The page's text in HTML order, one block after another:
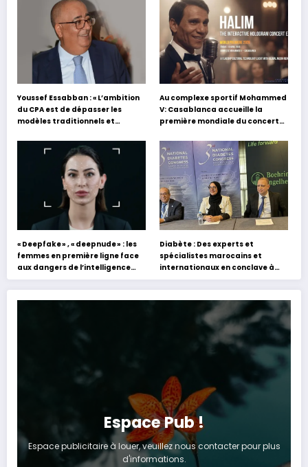
Youssef Essabban : « L’ambition
du CPA est de dépasser les
modèles traditionnels et
s’appuyant sur le partage des
expériences »
Au complexe sportif Mohammed
V: Casablanca accueille la
première mondiale du concert
« Deepfake » , « deepnude » : les
femmes en première ligne face
aux dangers de l’intelligence
artificielle
Diabète : Des experts et
spécialistes marocains et
internationaux en conclave à
Tanger
Espace Pub !
Espace publicitaire à louer, veuillez nous contacter pour plus
d'informations.